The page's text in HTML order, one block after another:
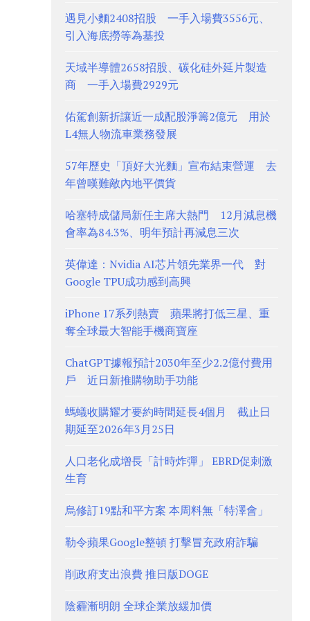
遇見小麵2408招股 一手入場費3556元、
引入海底撈等為基投
天域半導體2658招股、碳化硅外延片製造
商 一手入場費2929元
佑駕創新折讓近一成配股淨籌2億元 用於
L4無人物流車業務發展
57年歷史「頂好大光麵」宣布結束營運 去
年曾嘆難敵內地平價貨
哈塞特成儲局新任主席大熱門 12月減息機
會率為84.3%、明年預計再減息三次
英偉達：Nvidia AI芯片領先業界一代 對
Google TPU成功感到高興
iPhone 17系列熱賣 蘋果將打低三星、重
奪全球最大智能手機商寶座
ChatGPT據報預計2030年至少2.2億付費用
戶 近日新推購物助手功能
螞蟻收購耀才要約時間延長4個月 截止日
期延至2026年3月25日
人口老化成增長「計時炸彈」 EBRD促刺激
生育
烏修訂19點和平方案 本周料無「特澤會」
勒令蘋果Google整頓 打擊冒充政府詐騙
削政府支出浪費 推日版DOGE
陰霾漸明朗 全球企業放緩加價